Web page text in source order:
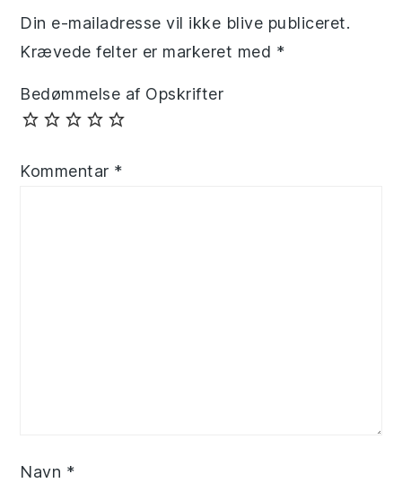
Din e-mailadresse vil ikke blive publiceret.
Krævede felter er markeret med *
Bedømmelse af Opskrifter
Kommentar *
Navn *